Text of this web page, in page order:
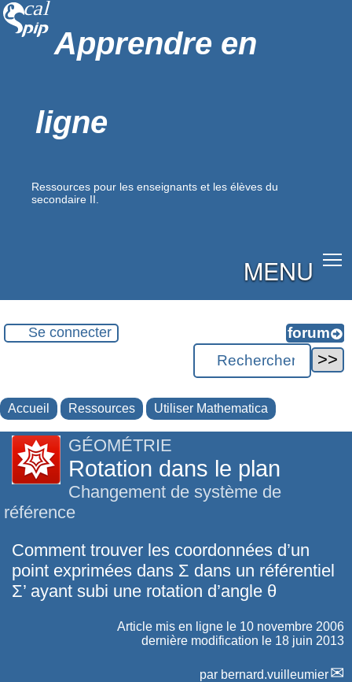
Apprendre en
ligne
Ressources pour les enseignants et les élèves du
secondaire II.
MENU
Se connecter
Accueil Ressources Utiliser Mathematica
GÉOMÉTRIE
Rotation dans le plan
Changement de système de
référence
Comment trouver les coordonnées d’un
point exprimées dans Σ dans un référentiel
Σ’ ayant subi une rotation d’angle θ
Article mis en ligne le 10 novembre 2006
dernière modification le 18 juin 2013
par bernard.vuilleumier